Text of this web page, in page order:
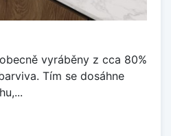
vyráběny z cca 80%
Tím se dosáhne